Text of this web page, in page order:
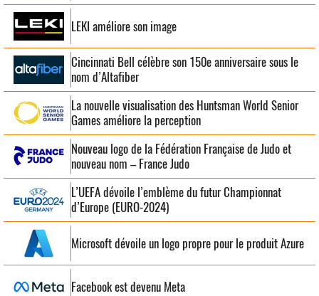
LEKI améliore son image
Cincinnati Bell célèbre son 150e anniversaire sous le
nom d’Altafiber
La nouvelle visualisation des Huntsman World Senior
Games améliore la perception
Nouveau logo de la Fédération Française de Judo et
nouveau nom – France Judo
L’UEFA dévoile l’emblème du futur Championnat
d’Europe (EURO-2024)
Microsoft dévoile un logo propre pour le produit Azure
Facebook est devenu Meta